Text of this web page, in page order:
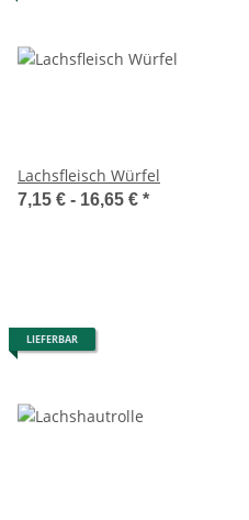
Lachsfleisch Würfel
7,15 € - 16,65 € *
LIEFERBAR